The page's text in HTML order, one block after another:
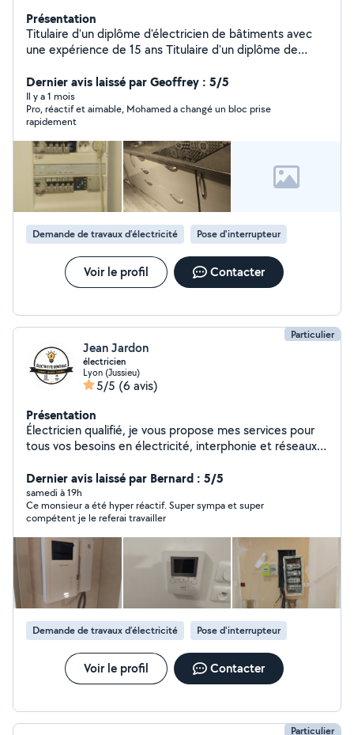
Présentation
Titulaire d'un diplôme d'électricien de bâtiments avec
une expérience de 15 ans Titulaire d'un diplôme de
serrurier (Remplacement des poignées,des
serrures,cylindre ....ect) Devis,conseil et déplacement
gratuit Mon intervention consiste a réparer ou a la mise
en marche des appareils
Dernier avis laissé par Geoffrey : 5/5
Il y a 1 mois
Pro, réactif et aimable, Mohamed a changé un bloc prise
rapidement
Demande de travaux d’électricité Pose d'interrupteur
Voir le profil Contacter
Particulier
Jean Jardon
électricien
Lyon (Jussieu)
5/5 (6 avis)
Présentation
Électricien qualifié, je vous propose mes services pour
tous vos besoins en électricité, interphonie et réseaux.
électriques, prises, éclairages et mises en sécurité. Pour
le courant faible, je m'occupe de la pose, du
remplacement et du dépannage de vos interphones,
visiophones et câblages réseau.
Dernier avis laissé par Bernard : 5/5
samedi à 19h
Ce monsieur a été hyper réactif. Super sympa et super
compétent je le referai travailler
Demande de travaux d’électricité Pose d'interrupteur
Voir le profil Contacter
Particulier